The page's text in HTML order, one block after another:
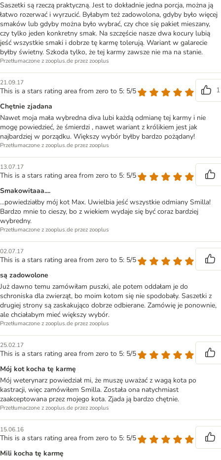
Saszetki są rzeczą praktyczną. Jest to dokładnie jedna porcja, można ją
łatwo rozerwać i wyrzucić. Byłabym też zadowolona, gdyby było więcej
smaków lub gdyby można było wybrać, czy chce się pakiet mieszany,
czy tylko jeden konkretny smak. Na szczęście nasze dwa kocury lubią
jeść wszystkie smaki i dobrze tę karmę tolerują. Wariant w galarecie
byłby świetny. Szkoda tylko, że tej karmy zawsze nie ma na stanie.
Przetłumaczone z zooplus.de przez zooplus
21.09.17
This is a stars rating area from zero to 5: 5/5
1
Chętnie zjadana
Nawet moja mała wybredna diva lubi każdą odmianę tej karmy i nie
mogę powiedzieć, że śmierdzi , nawet wariant z królikiem jest jak
najbardziej w porządku. Większy wybór byłby bardzo pożądany!
Przetłumaczone z zooplus.de przez zooplus
13.07.17
This is a stars rating area from zero to 5: 5/5
Smakowitaaa....
...powiedziałby mój kot Max. Uwielbia jeść wszystkie odmiany Smilla!
Bardzo mnie to cieszy, bo z wiekiem wydaje się być coraz bardziej
wybredny.
Przetłumaczone z zooplus.de przez zooplus
02.07.17
This is a stars rating area from zero to 5: 5/5
są zadowolone
Już dawno temu zamówiłam puszki, ale potem oddałam je do
schroniska dla zwierząt, bo moim kotom się nie spodobały. Saszetki z
drugiej strony są zaskakująco dobrze odbierane. Zamówię je ponownie,
ale chciałabym mieć większy wybór.
Przetłumaczone z zooplus.de przez zooplus
25.02.17
This is a stars rating area from zero to 5: 5/5
Mój kot kocha tę karmę
Mój weterynarz powiedział mi, że muszę uważać z wagą kota po
kastracji, więc zamówiłem Smilla. Została ona natychmiast
zaakceptowana przez mojego kota. Zjada ją bardzo chętnie.
Przetłumaczone z zooplus.de przez zooplus
15.06.16
This is a stars rating area from zero to 5: 5/5
Mili kocha tę karmę